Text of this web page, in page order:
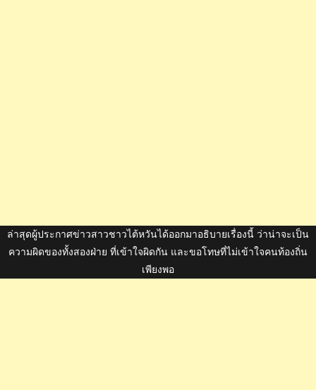
ล่าสุดผู้ประกาศข่าวสาวชาวไต้หวันได้ออกมาอธิบายเรื่องนี้ ว่าน่าจะเป็น
ความผิดของทั้งสองฝ่าย ที่เข้าใจผิดกัน และขอโทษที่ไม่เข้าใจคนท้องถิ่น
เพียงพอ